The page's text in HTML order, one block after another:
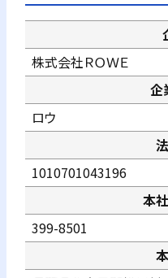
株式会社ＲＯＷＥ
企
ロウ
1010701043196
本
399-8501